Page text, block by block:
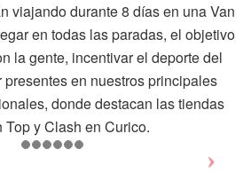
viajando durante 8 días en una Van
en todas las paradas, el objetivo
la gente, incentivar el deporte del
en nuestros principales
donde destacan las tiendas
y Clash en Curico.